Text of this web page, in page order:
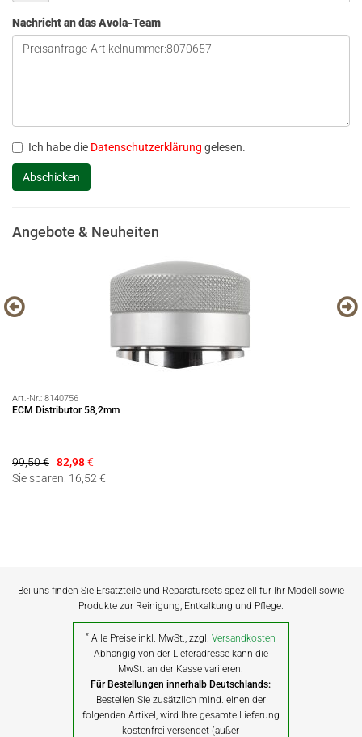
Nachricht an das Avola-Team
Ich habe die Datenschutzerklärung gelesen.
Angebote & Neuheiten
Art.-Nr.: 8140756
ECM Distributor 58,2mm
99,50 € 82,98€
Sie sparen: 16,52 €
Bei uns finden Sie Ersatzteile und Reparatursets speziell für Ihr Modell sowie
Produkte zur Reinigung, Entkalkung und Pflege.
* Alle Preise inkl. MwSt., zzgl.Versandkosten
Abhängig von der Lieferadresse kann die
MwSt. an der Kasse variieren.
Für Bestellungen innerhalb Deutschlands:
Bestellen Sie zusätzlich mind. einen der
folgenden Artikel, wird Ihre gesamte Lieferung
kostenfrei versendet (außer